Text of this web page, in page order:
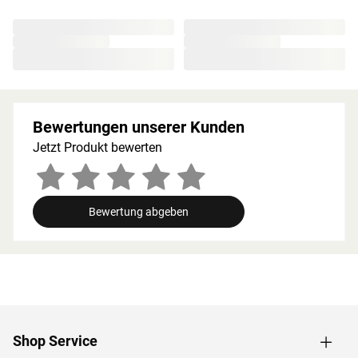
Holzeigene Harze und ätherischen Öle, die beim
Saunieren freigesetzt werden, runden das Erlebnis auf
natürliche Weise ab.
Bei der Montage einer Sauna muss ein Mindestabstand
von 10 cm zu Wänden und Decke unbedingt eingehalten
werden, um gute Luftzirkulation zu gewährleisten. So
Innenmaße: Die Innenmaße dieser Sauna mit B 185 × T
Bewertungen unserer Kunden
Jetzt Produkt bewerten
Bewertung abgeben
Shop Service